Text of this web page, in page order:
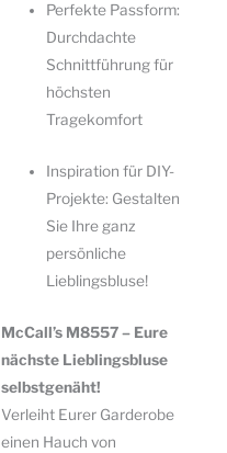
Perfekte Passform:
Durchdachte
Schnittführung für
höchsten
Tragekomfort
Inspiration für DIY-
Projekte: Gestalten
Sie Ihre ganz
persönliche
Lieblingsbluse!
McCall’s M8557 – Eure
nächste Lieblingsbluse
selbstgenäht!
Verleiht Eurer Garderobe
einen Hauch von